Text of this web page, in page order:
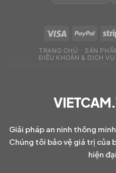
TRANG CHỦ SẢN
ĐIỀU KHOẢN & DỊCH VỤ
Giải pháp an ninh thông
Chúng tôi bảo vệ giá trị của
hiện